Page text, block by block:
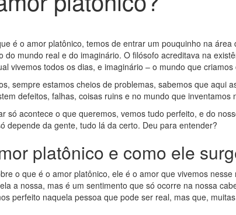
é o amor platônico, temos de entrar um pouquinho na área
do mundo real e do imaginário. O filósofo acreditava na
vivemos todos os dias, e imaginário – o mundo que
sempre estamos cheios de problemas, sabemos que aqui
defeitos, falhas, coisas ruins e no mundo que inventamos
só acontece o que queremos, vemos tudo perfeito, e do
depende da gente, tudo lá da certo. Deu para entender?
platônico e como ele
o que é o amor platônico, ele é o amor que vivemos
a nossa, mas é um sentimento que só ocorre na nossa
perfeito naquela pessoa que pode ser real, mas que,